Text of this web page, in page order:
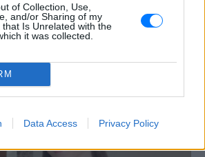
of Collection, Use,
and/or Sharing of my
that Is Unrelated with the
it was collected.
Data Access Privacy Policy
Διακοπές στη Μύκονο για τη
Βάλια Χατζηθεοδώρου ‑ οι
φωτογραφίες με μαγιό στην
Μέσα από ανάρτηση στο Instagram
μοιράστηκε στιγμές από τις
ανέμων